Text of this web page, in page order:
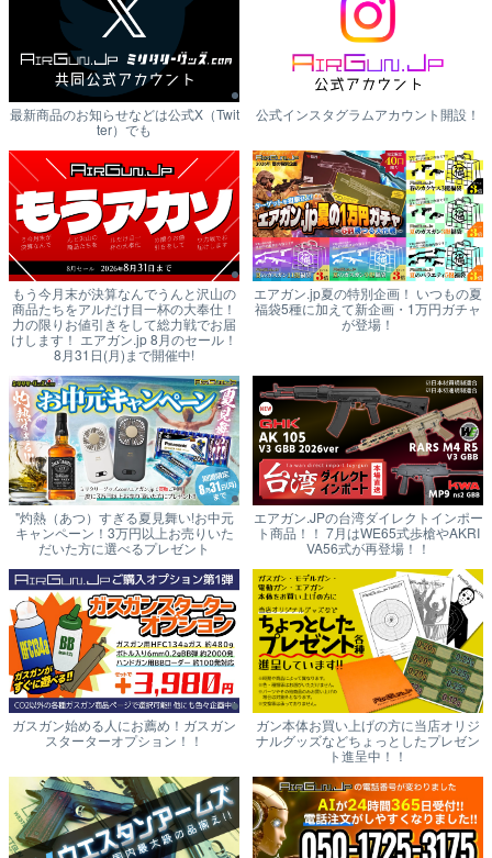
最新商品のお知らせなどは公式X（Twit
ter）でも
公式インスタグラムアカウント開設！
もう今月末が決算なんでうんと沢山の
商品たちをアルだけ目一杯の大奉仕！
力の限りお値引きをして総力戦でお届
けします！ エアガン.jp 8月のセール！
8月31日(月)まで開催中!
エアガン.jp夏の特別企画！ いつもの夏
福袋5種に加えて新企画・1万円ガチャ
が登場！
"灼熱（あつ）すぎる夏見舞い!お中元
キャンペーン！3万円以上お売りいた
だいた方に選べるプレゼント
エアガン.JPの台湾ダイレクトインポー
ト商品！！ 7月はWE65式歩槍やAKRI
VA56式が再登場！！
ガスガン始める人にお薦め！ガスガン
スターターオプション！！
ガン本体お買い上げの方に当店オリジ
ナルグッズなどちょっとしたプレゼン
ト進呈中！！